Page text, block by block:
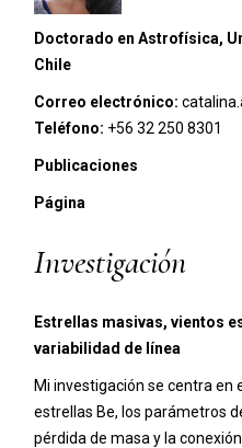
Doctorado en Astrofísica,
Chile
Correo electrónico:
Teléfono: +56 32 250 8301
Publicaciones
Página
Investigación
Estrellas masivas, vientos
variabilidad de línea
Mi investigación se centra en
estrellas Be, los parámetros
pérdida de masa y la